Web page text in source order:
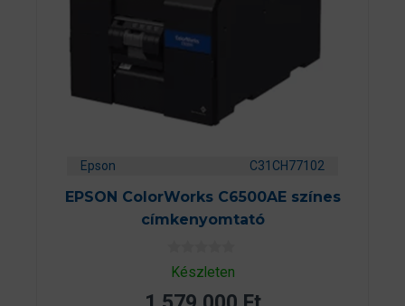
Epson C31CH77102
EPSON ColorWorks C6500AE színes
címkenyomtató
0
aKészleten